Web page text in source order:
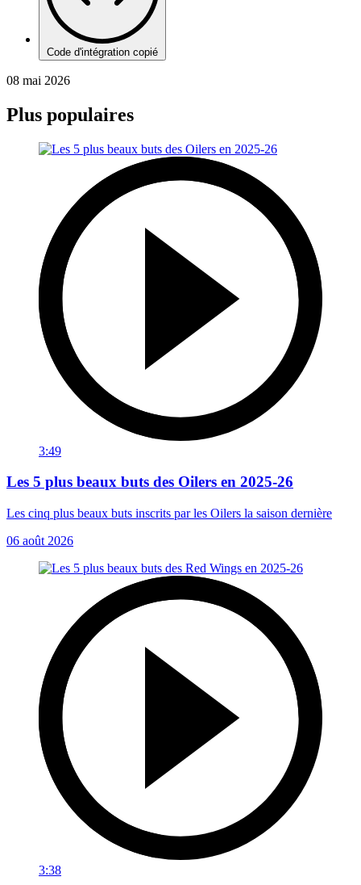
Code d'intégration copié
08 mai 2026
Plus populaires
3:49
Les 5 plus beaux buts des Oilers en 2025-26
Les cinq plus beaux buts inscrits par les Oilers la saison dernière
06 août 2026
3:38